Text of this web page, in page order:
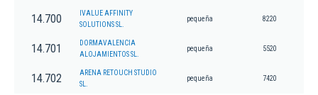
14.700
IVALUE AFFINITY
SOLUTIONS SL.
pequeña 8220
14.701
DORMAVALENCIA
ALOJAMIENTOS SL.
pequeña 5520
14.702
ARENA RETOUCH STUDIO
SL.
pequeña 7420